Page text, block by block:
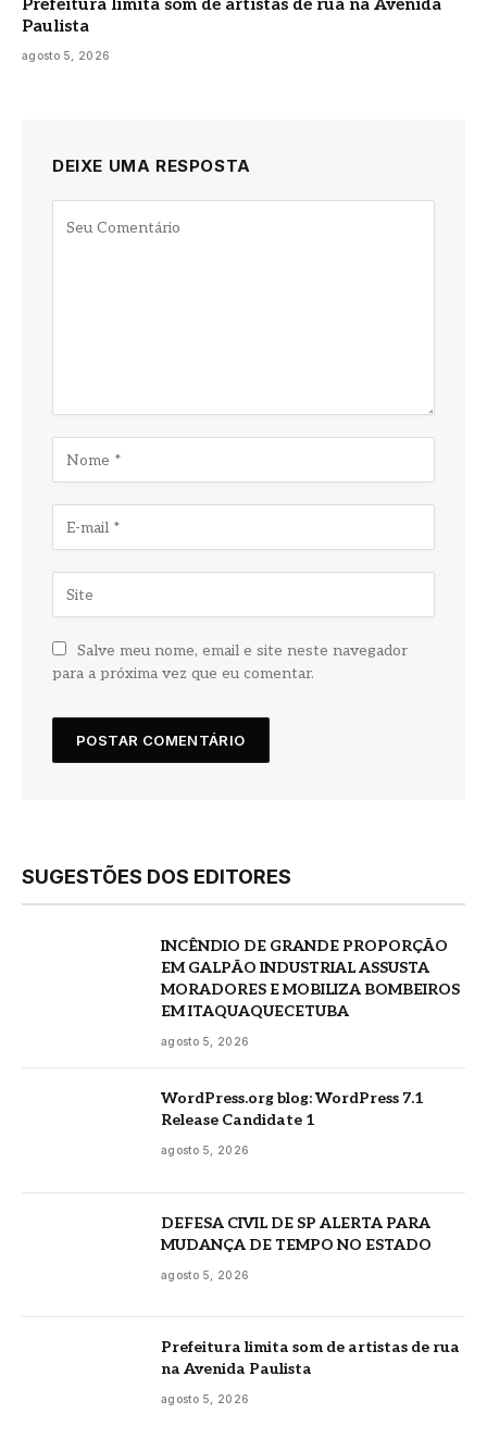
Prefeitura limita som de artistas de rua na Avenida
Paulista
agosto 5, 2026
DEIXE UMA RESPOSTA
Salve meu nome, email e site neste navegador
para a próxima vez que eu comentar.
SUGESTÕES DOS EDITORES
INCÊNDIO DE GRANDE PROPORÇÃO
EM GALPÃO INDUSTRIAL ASSUSTA
MORADORES E MOBILIZA BOMBEIROS
EM ITAQUAQUECETUBA
agosto 5, 2026
WordPress.org blog: WordPress 7.1
Release Candidate 1
agosto 5, 2026
DEFESA CIVIL DE SP ALERTA PARA
MUDANÇA DE TEMPO NO ESTADO
agosto 5, 2026
Prefeitura limita som de artistas de rua
na Avenida Paulista
agosto 5, 2026